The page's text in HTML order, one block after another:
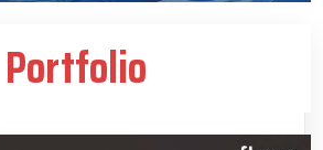
Portfolio